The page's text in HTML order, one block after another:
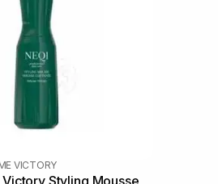
VICTORY
Victory Styling Mousse